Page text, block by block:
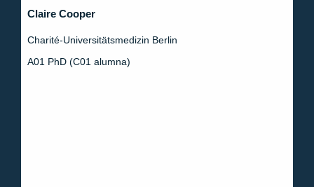
Claire Cooper
Charité-Universitätsmedizin Berlin
A01 PhD (C01 alumna)